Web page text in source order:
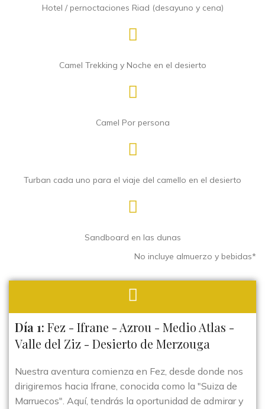
Hotel / pernoctaciones Riad (desayuno y cena)
Camel Trekking y Noche en el desierto
Camel Por persona
Turban cada uno para el viaje del camello en el desierto
Sandboard en las dunas
No incluye almuerzo y bebidas*
Día 1: Fez - Ifrane - Azrou - Medio Atlas -
Valle del Ziz - Desierto de Merzouga
Nuestra aventura comienza en Fez, desde donde nos
dirigiremos hacia Ifrane, conocida como la "Suiza de
Marruecos". Aquí, tendrás la oportunidad de admirar y